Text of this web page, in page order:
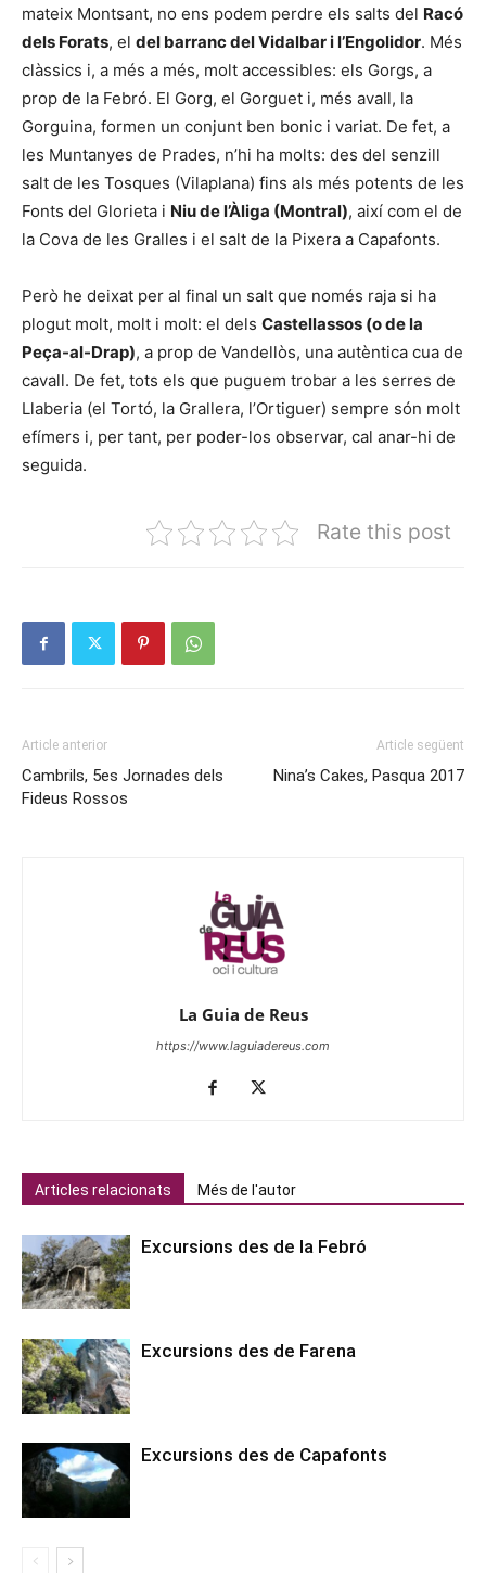
mateix Montsant, no ens podem perdre els salts del Racó
dels Forats, el del barranc del Vidalbar i l’Engolidor. Més
clàssics i, a més a més, molt accessibles: els Gorgs, a
prop de la Febró. El Gorg, el Gorguet i, més avall, la
Gorguina, formen un conjunt ben bonic i variat. De fet, a
les Muntanyes de Prades, n’hi ha molts: des del senzill
salt de les Tosques (Vilaplana) fins als més potents de les
Fonts del Glorieta i Niu de l’Àliga (Montral), així com el de
la Cova de les Gralles i el salt de la Pixera a Capafonts.
Però he deixat per al final un salt que només raja si ha
plogut molt, molt i molt: el dels Castellassos (o de la
Peça-al-Drap), a prop de Vandellòs, una autèntica cua de
cavall. De fet, tots els que puguem trobar a les serres de
Llaberia (el Tortó, la Grallera, l’Ortiguer) sempre són molt
efímers i, per tant, per poder-los observar, cal anar-hi de
seguida.
Rate this post
Article anterior
Cambrils, 5es Jornades dels
Fideus Rossos
Article següent
Nina’s Cakes, Pasqua 2017
La Guia de Reus
https://www.laguiadereus.com
Articles relacionats Més de l'autor
Excursions des de la Febró
Excursions des de Farena
Excursions des de Capafonts